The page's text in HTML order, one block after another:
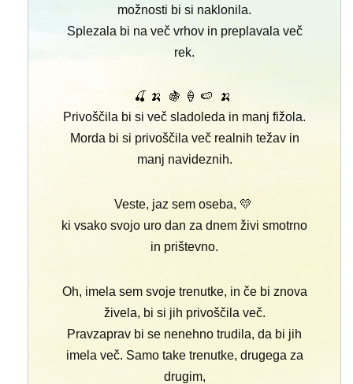
možnosti bi si naklonila.
Splezala bi na več vrhov in preplavala več
rek.
🍒 🍌 🍇 🍦 🍉 🍌
Privoščila bi si več sladoleda in manj fižola.
Morda bi si privoščila več realnih težav in
manj navideznih.
Veste, jaz sem oseba, 💛
ki vsako svojo uro dan za dnem živi smotrno
in prištevno.
Oh, imela sem svoje trenutke, in če bi znova
živela, bi si jih privoščila več.
Pravzaprav bi se nenehno trudila, da bi jih
imela več. Samo take trenutke, drugega za
drugim,